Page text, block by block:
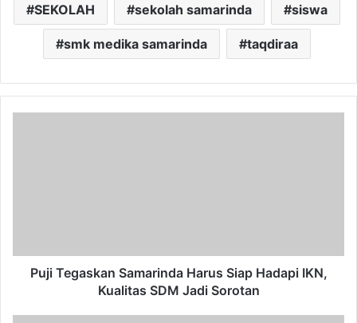
SEKOLAH sekolah samarinda siswa
smk medika samarinda taqdiraa
SDM
JadiPuji Tegaskan Samarinda Harus Siap Hadapi IKN,
Kualitas SDM Jadi Sorotan